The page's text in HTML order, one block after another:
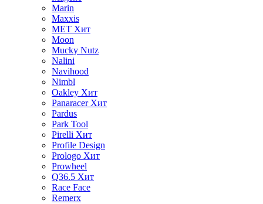
Marin
Maxxis
MET Хит
Moon
Mucky Nutz
Nalini
Navihood
Nimbl
Oakley Хит
Panaracer Хит
Pardus
Park Tool
Pirelli Хит
Profile Design
Prologo Хит
Prowheel
Q36.5 Хит
Race Face
Remerx